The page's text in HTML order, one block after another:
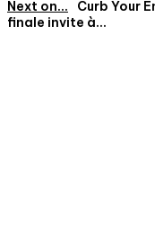
Next on...
Curb Your
finale invite à...